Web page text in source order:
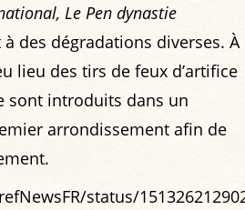
Le Pen dynastie
des dégradations diverses. À
lieu des tirs de feux d’artifice
sont introduits dans un
arrondissement afin de
status/